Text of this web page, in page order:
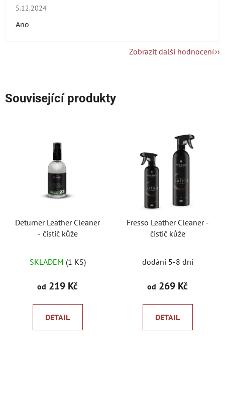
Hodnocení obchodu je 5 z 5 hvězdiček.
5.12.2024
Ano
Zobrazit další hodnocení
Související produkty
Deturner Leather Cleaner
- čistič kůže
hodnocení
produktu
5,0
z
SKLADEM (1 KS)
od 219 Kč
DETAIL
Fresso Leather Cleaner -
čistič kůže
dodání 5-8 dní
od 269 Kč
DETAIL